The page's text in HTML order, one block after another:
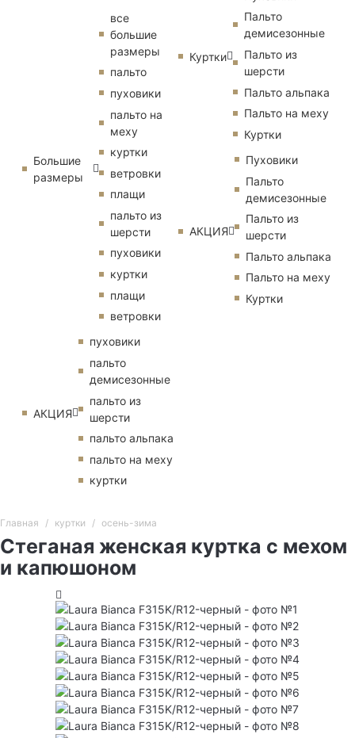
Большие
размеры
все
большие
размеры
пальто
пуховики
пальто на
меху
куртки
ветровки
плащи
пальто из
шерсти
пуховики
куртки
плащи
ветровки
АКЦИЯ
пуховики
пальто
демисезонные
пальто из
шерсти
пальто альпака
пальто на меху
куртки
Куртки
Пальто
демисезонные
Пальто из
шерсти
Пальто альпака
Пальто на меху
Куртки
АКЦИЯ
Пуховики
Пальто
демисезонные
Пальто из
шерсти
Пальто альпака
Пальто на меху
Куртки
Главная куртки осень-зима
Стеганая женская куртка с мехом
и капюшоном